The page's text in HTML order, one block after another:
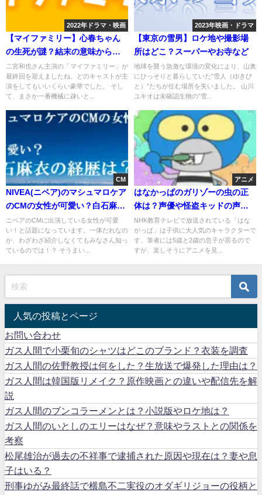
2022年ドラマ・映画
【マイファミリー】心春ちゃん
の生死が謎？結末の意味から考
察！
二宮和也さん主演の「マイファミリー」が
最終回を迎えましたね。どのキャストが主
演をしてもいいくらい豪華でした。 そし
て、まさか一番機械に疎いと...
2023年映画・ドラマ
【東京の雪男】ロケ地や撮影場
所はどこ？スーパーやお寺など
地球を襲う急激な環境の変化により、山奥
にひっそりと暮らしていた”雪人（ゆきび
と）”たちが住む場所を失いました。 山川
ユキオは未確認生物の”雪...
CM
NIVEA(ニベア)のマシュマロケア
のCMの女性が可愛い？白石麻衣
の経歴は？
ニベアのCMに出演している女性が可愛
い！と話題になっています。一体だれなの
か、わざわざ紹介しなくてもみなさん知っ
ているのでは！？ そうまい...
アニメ
はなかっぱのガリゾーの虫の正
体は？声優や怪盗キッドの声の
回は何話？
NHK教育テレビで放送されている「はな
がっぱ」は子供に大人気のキャラクターで
す。筆者には5歳と2歳の息子が居るので
すが、楽しそうにアニメを見...
人気の投稿とページ
お問い合わせ
ガス人間で小栗旬のシャツはどこのブランド？衣装を調査
ガス人間の佐野教授は何をした？生放送で爆発した理由は？
ガス人間は韓国版リメイク？原作映画との違いや配信先を解
説
ガス人間のブンコラーメンとは？小説版やロケ地は？
ガス人間のいとしのエリーはなぜ？意味やラストとの関係を
考察
松尾雄治が過去の不祥事で逮捕された原因や現在は？妻や息
子はいる？
刑事ゆがみ最終話で横島不二実役のオダギリジョーの役柄と